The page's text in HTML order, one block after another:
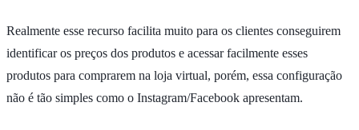
Realmente esse recurso facilita muito para os clientes conseguirem
identificar os preços dos produtos e acessar facilmente esses
produtos para comprarem na loja virtual, porém, essa configuração
não é tão simples como o Instagram/Facebook apresentam.